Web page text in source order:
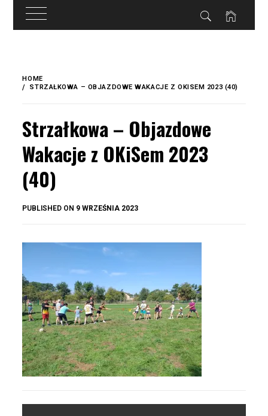
treści
content
HOME
STRZAŁKOWA – OBJAZDOWE WAKACJE Z OKISEM 2023 (40)
Strzałkowa – Objazdowe
Wakacje z OKiSem 2023
(40)
PUBLISHED ON 9 WRZEŚNIA 2023